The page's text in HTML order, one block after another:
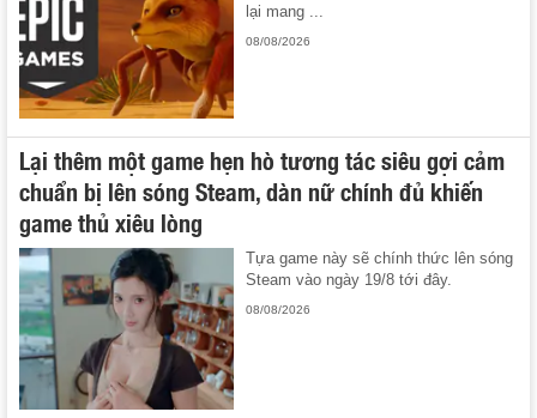
lại mang ...
08/08/2026
Lại thêm một game hẹn hò tương tác siêu gợi cảm
chuẩn bị lên sóng Steam, dàn nữ chính đủ khiến
game thủ xiêu lòng
Tựa game này sẽ chính thức lên sóng
Steam vào ngày 19/8 tới đây.
08/08/2026